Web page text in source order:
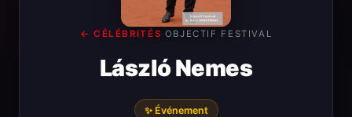
← CÉLÉBRITÉS· OBJECTIF FESTIVAL
László Nemes
✨ Événement